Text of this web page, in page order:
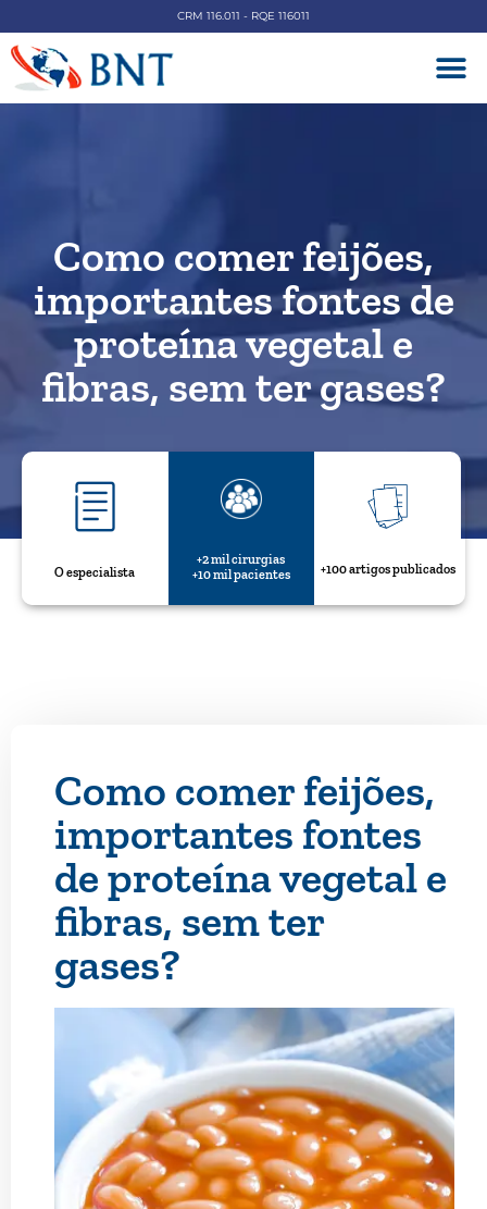
CRM 116.011 - RQE 116011
Como comer feijões,
importantes fontes de
proteína vegetal e
fibras, sem ter gases?
O especialista
+2 mil cirurgias
+10 mil pacientes
+100 artigos publicados
Como comer feijões,
importantes fontes
de proteína vegetal e
fibras, sem ter
gases?